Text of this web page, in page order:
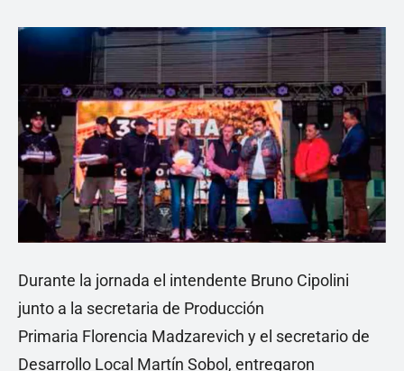
Durante la jornada el intendente Bruno Cipolini
junto a la secretaria de Producción
Primaria Florencia Madzarevich y el secretario de
Desarrollo Local Martín Sobol, entregaron